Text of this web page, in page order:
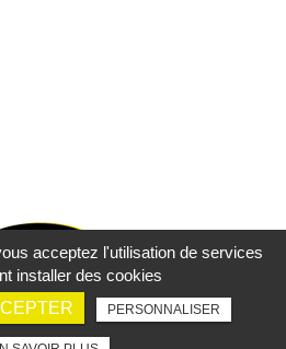
acceptez l'utilisation de services
installer des cookies
PERSONNALISER